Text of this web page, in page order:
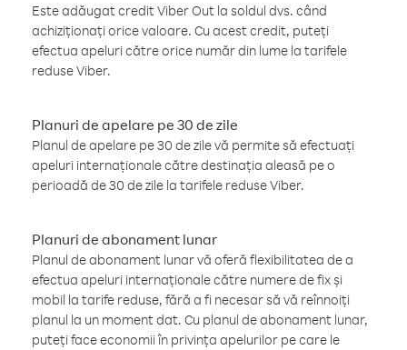
Este adăugat credit Viber Out la soldul dvs. când
achiziționați orice valoare. Cu acest credit, puteți
efectua apeluri către orice număr din lume la tarifele
reduse Viber.
Planuri de apelare pe 30 de zile
Planul de apelare pe 30 de zile vă permite să efectuați
apeluri internaționale către destinația aleasă pe o
perioadă de 30 de zile la tarifele reduse Viber.
Planuri de abonament lunar
Planul de abonament lunar vă oferă flexibilitatea de a
efectua apeluri internaționale către numere de fix și
mobil la tarife reduse, fără a fi necesar să vă reînnoiți
planul la un moment dat. Cu planul de abonament lunar,
puteți face economii în privința apelurilor pe care le